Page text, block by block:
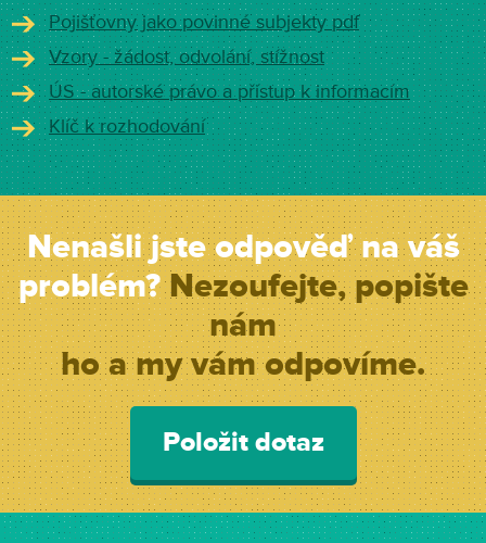
Pojišťovny jako povinné subjekty pdf
Vzory - žádost, odvolání, stížnost
ÚS - autorské právo a přístup k informacím
Klíč k rozhodování
Nenašli jste odpověď na váš
problém?Nezoufejte, popište
nám
ho a my vám odpovíme.
Položit dotaz